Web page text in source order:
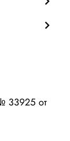
33925 от